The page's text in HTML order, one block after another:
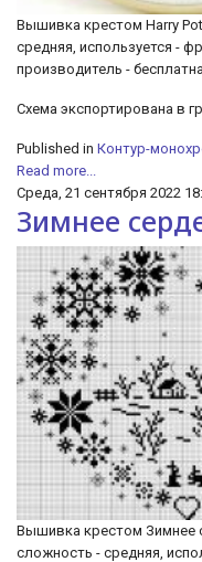
Вышивка крестом Harry
средняя, используется -
производитель -
Схема экспортирована в
Published in Контур-
Read more...
Среда, 21 сентября 2022
Зимнее
Вышивка крестом Зимнее
сложность - средняя,